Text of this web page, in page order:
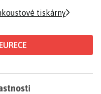
tiskárny